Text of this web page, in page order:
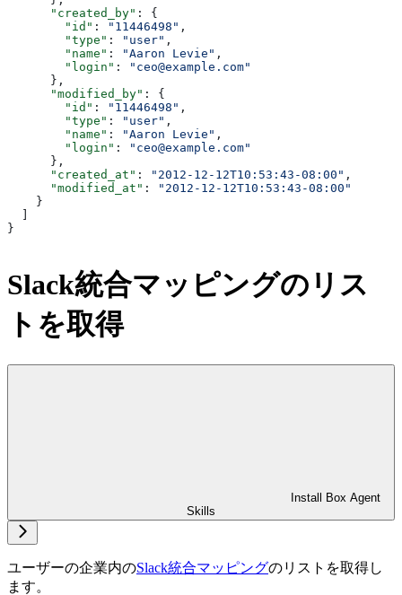
      "created_by"
: {
        "id"
: "11446498" ,
        "type"
: "user" ,
        "name"
: "Aaron Levie" ,
        "login"
:
"ceo@example.com"
      },
      "modified_by"
: {
        "id"
: "11446498" ,
        "type"
: "user" ,
        "name"
: "Aaron Levie" ,
        "login"
:
"ceo@example.com"
      },
      "created_at"
: "2012-12-12T10:53:43-08:00" ,
      "modified_at"
:
"2012-12-12T10:53:43-08:00"
    }
  ]
}
Slack統合マッピングのリス
トを取得
Install Box Agent
Skills
ユーザーの企業内のSlack統合マッピングのリストを取得し
ます。